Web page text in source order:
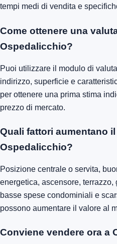
tempi medi di vendita e
Come ottenere una
Ospedalicchio?
Puoi utilizzare il modulo di
indirizzo, superficie e
per ottenere una prima stima
prezzo di mercato.
Quali fattori aumentano il
Ospedalicchio?
Posizione centrale o servita,
energetica, ascensore, terrazzo,
basse spese condominiali e
possono aumentare il valore al
Conviene vendere ora a